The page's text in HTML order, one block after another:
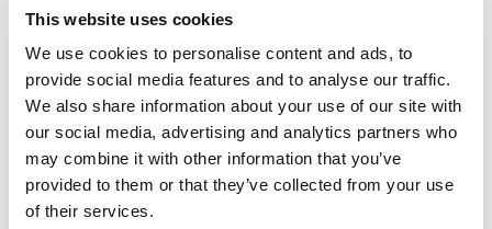
This website uses cookies
We use cookies to personalise content and ads, to
provide social media features and to analyse our traffic.
We also share information about your use of our site with
our social media, advertising and analytics partners who
may combine it with other information that you’ve
provided to them or that they’ve collected from your use
of their services.
Kies uw boodschap bij letter
Upload uw bestand
Inpakken Sinterklaaspapier
Gewenste leverdatum